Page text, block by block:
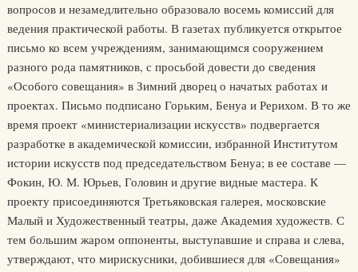
вопросов и незамедлительно образовало восемь комиссий для
ведения практической работы. В газетах публикуется открытое
письмо ко всем учреждениям, занимающимся сооружением
разного рода памятников, с просьбой довести до сведения
«Особого совещания» в Зимний дворец о начатых работах и
проектах. Письмо подписано Горьким, Бенуа и Рерихом. В то же
время проект «министериализации искусств» подвергается
разработке в академической комиссии, избранной Институтом
истории искусств под председательством Бенуа; в ее составе —
Фокин, Ю. М. Юрьев, Головин и другие видные мастера. К
проекту присоединяются Третьяковская галерея, московские
Малый и Художественный театры, даже Академия художеств. С
тем большим жаром оппоненты, выступавшие и справа и слева,
утверждают, что мирискусники, добившиеся для «Совещания»